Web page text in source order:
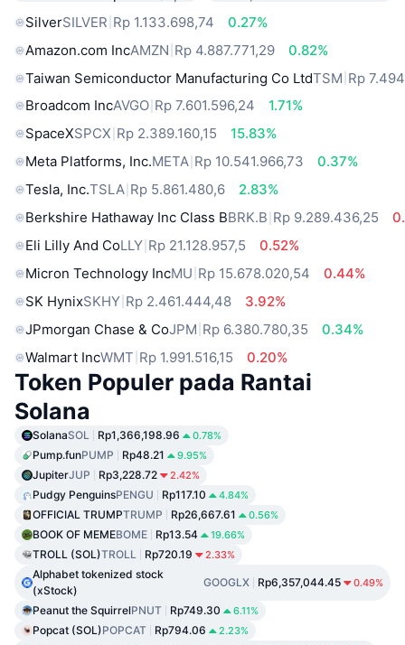
SilverSILVER Rp 1.133.698,74
0.27%
Amazon.com IncAMZN Rp 4.887.771,29
0.82%
Taiwan Semiconductor Manufacturing Co LtdTSM Rp
Broadcom IncAVGO Rp 7.601.596,24
1.71%
SpaceXSPCX Rp 2.389.160,15
15.83%
Meta Platforms, Inc.META Rp 10.541.966,73
0.37%
Tesla, Inc.TSLA Rp 5.861.480,6
2.83%
Berkshire Hathaway Inc Class BBRK.B Rp 9.289.436,25
Eli Lilly And CoLLY Rp 21.128.957,5
0.52%
Micron Technology IncMU Rp 15.678.020,54
0.44%
SK HynixSKHY Rp 2.461.444,48
3.92%
JPmorgan Chase & CoJPM Rp 6.380.780,35
0.34%
Walmart IncWMT Rp 1.991.516,15 0.20%
Token Populer pada Rantai
Solana
SolanaSOL Rp1,366,198.96 0.78%
Pump.funPUMP Rp48.21 9.95%
JupiterJUP Rp3,228.72 2.42%
Pudgy PenguinsPENGU Rp117.10 4.84%
OFFICIAL TRUMPTRUMP Rp26,667.61 0.56%
BOOK OF MEMEBOME Rp13.54 19.66%
TROLL (SOL)TROLL Rp720.19 2.33%
Alphabet tokenized stock
(xStock)
GOOGLX Rp6,357,044.45 0.49%
Peanut the SquirrelPNUT Rp749.30 6.11%
Popcat (SOL)POPCAT Rp794.06 2.23%